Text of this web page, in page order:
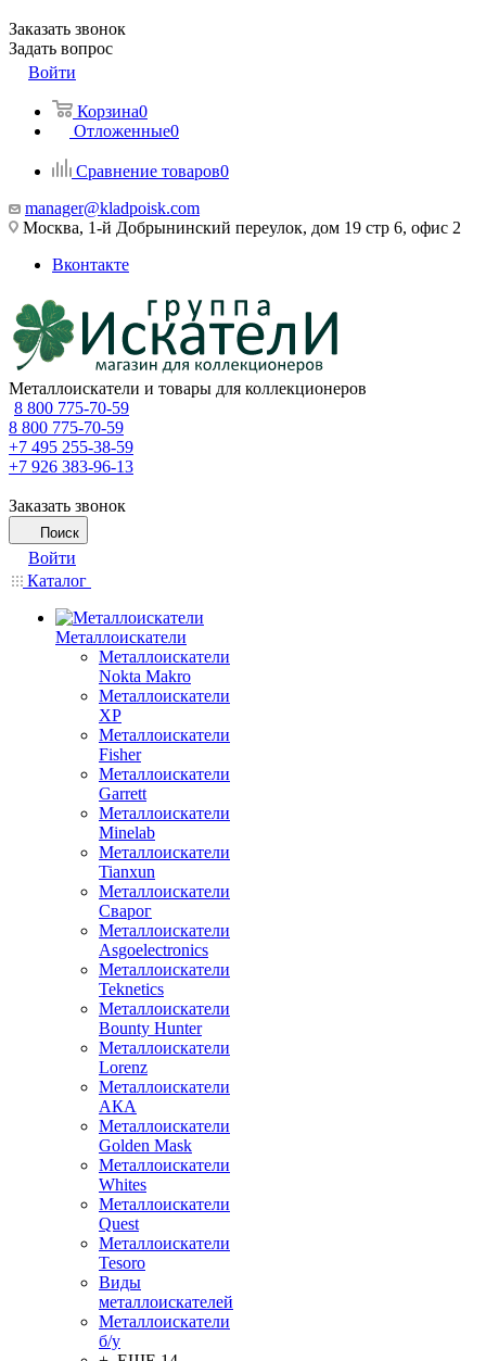
Заказать звонок
Задать вопрос
Войти
Корзина0
Отложенные0
Сравнение товаров0
manager@kladpoisk.com
Москва, 1-й Добрынинский переулок, дом 19 стр 6, офис 2
Вконтакте
Металлоискатели и товары для коллекционеров
8 800 775-70-59
8 800 775-70-59
+7 495 255-38-59
+7 926 383-96-13
Заказать звонок
Поиск
Войти
Каталог
Металлоискатели
Металлоискатели
Nokta Makro
Металлоискатели
XP
Металлоискатели
Fisher
Металлоискатели
Garrett
Металлоискатели
Minelab
Металлоискатели
Tianxun
Металлоискатели
Сварог
Металлоискатели
Asgoelectronics
Металлоискатели
Teknetics
Металлоискатели
Bounty Hunter
Металлоискатели
Lorenz
Металлоискатели
АКА
Металлоискатели
Golden Mask
Металлоискатели
Whites
Металлоискатели
Quest
Металлоискатели
Tesoro
Виды
металлоискателей
Металлоискатели
б/у